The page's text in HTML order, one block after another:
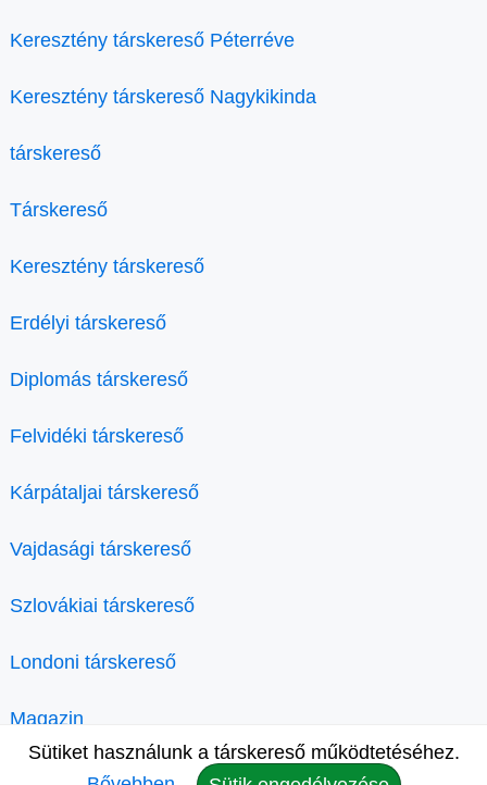
Keresztény társkereső Péterréve
Keresztény társkereső Nagykikinda
társkereső
Társkereső
Keresztény társkereső
Erdélyi társkereső
Diplomás társkereső
Felvidéki társkereső
Kárpátaljai társkereső
Vajdasági társkereső
Szlovákiai társkereső
Londoni társkereső
Magazin
Sütiket használunk a társkereső működtetéséhez.